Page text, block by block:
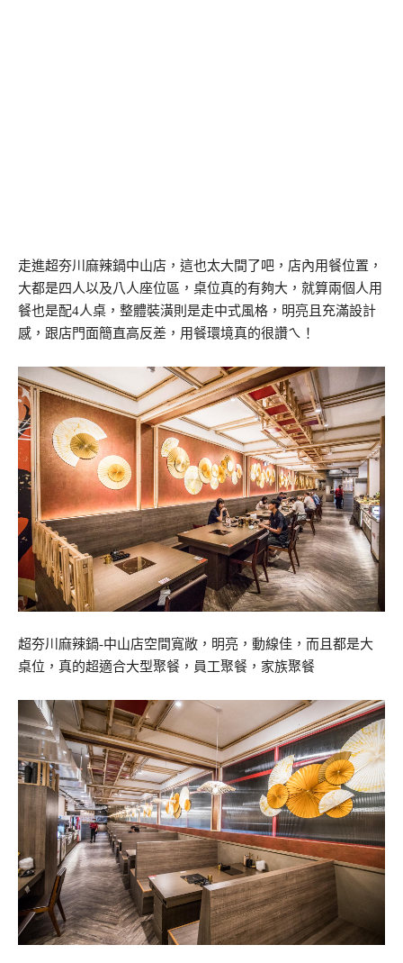
走進超夯川麻辣鍋中山店，這也太大間了吧，店內用餐位置，
大都是四人以及八人座位區，桌位真的有夠大，就算兩個人用
餐也是配4人桌，整體裝潢則是走中式風格，明亮且充滿設計
感，跟店門面簡直高反差，用餐環境真的很讚ㄟ！
超夯川麻辣鍋-中山店空間寬敞，明亮，動線佳，而且都是大
桌位，真的超適合大型聚餐，員工聚餐，家族聚餐